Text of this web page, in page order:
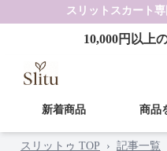
スリットスカート 専
10,000円以上
新着商品 商品
スリットゥ TOP › 記事一覧